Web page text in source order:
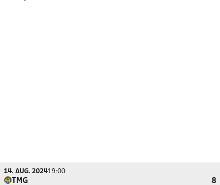
14. AUG. 202419:00
TMG
8